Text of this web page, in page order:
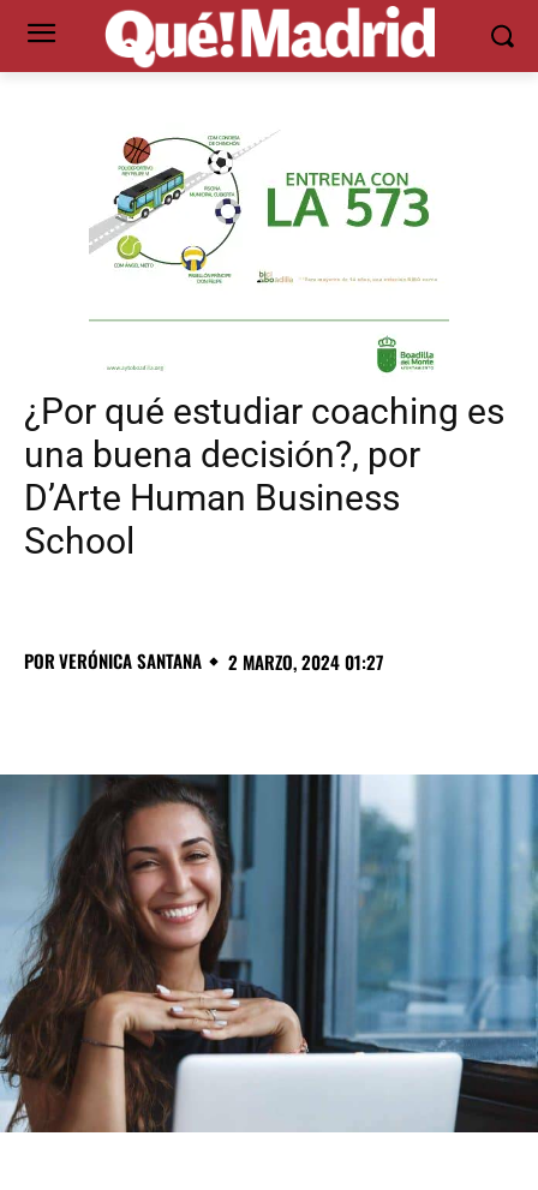
¿Por qué estudiar coaching es
una buena decisión?, por
D’Arte Human Business
School
PORVERÓNICA SANTANA 2 MARZO, 2024 01:27